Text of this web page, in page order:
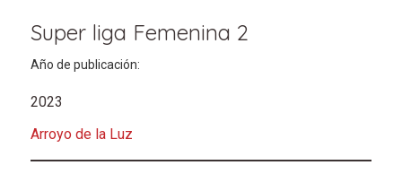
Super liga Femenina 2
Año de publicación:
2023
Arroyo de la Luz